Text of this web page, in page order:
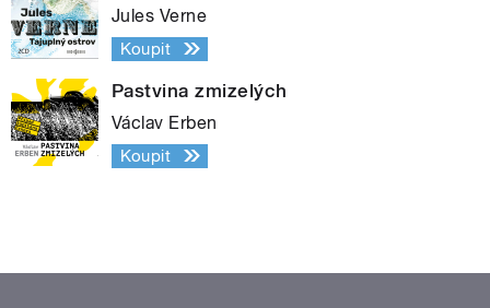
Jules Verne
Koupit
Pastvina zmizelých
Václav Erben
Koupit